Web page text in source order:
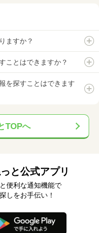
ますか？
ことはできますか？
を探すことはできます
TOPへ
と公式アプリ
便利な通知機能で
しをお手伝い！